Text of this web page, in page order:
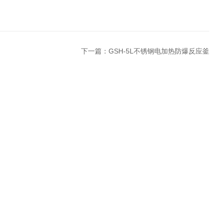
下一篇： GSH-5L不锈钢电加热防爆反应釜